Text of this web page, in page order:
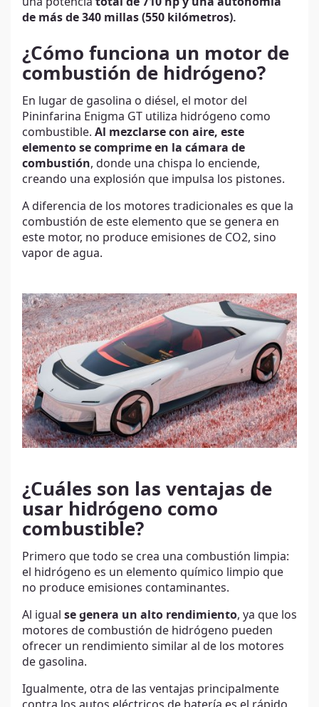
de más de 340 millas (550 kilómetros).
¿Cómo funciona un motor de
combustión de hidrógeno?
En lugar de gasolina o diésel, el motor del
Pininfarina Enigma GT utiliza hidrógeno como
combustible. Al mezclarse con aire, este
elemento se comprime en la cámara de
combustión, donde una chispa lo enciende,
creando una explosión que impulsa los pistones.
A diferencia de los motores tradicionales es que la
combustión de este elemento que se genera en
este motor, no produce emisiones de CO2, sino
vapor de agua.
¿Cuáles son las ventajas de
usar hidrógeno como
combustible?
Primero que todo se crea una combustión limpia:
el hidrógeno es un elemento químico limpio que
no produce emisiones contaminantes.
Al igual se genera un alto rendimiento, ya que los
motores de combustión de hidrógeno pueden
ofrecer un rendimiento similar al de los motores
de gasolina.
Igualmente, otra de las ventajas principalmente